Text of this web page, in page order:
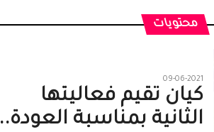
محتويات
09-06-2021
كيان تقيم فعاليتها
الثانية بمناسبة العودة..